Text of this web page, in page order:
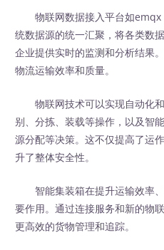
物联网数据接入平台如emqx
统数据源的统一汇聚，将各类数
企业提供实时的监测和分析结果
物流运输效率和质量。
物联网技术可以实现自动化和
别、分拣、装载等操作，以及智
源分配等决策。这不仅提高了运
升了整体安全性。
智能集装箱在提升运输效率、
要作用。通过连接服务和新的物
更高效的货物管理和追踪。